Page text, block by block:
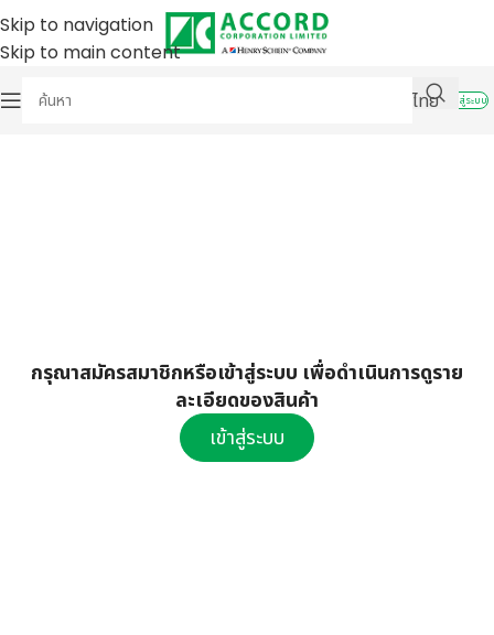
Skip to navigation
Skip to main content
ไทย
เข้าสู่ระบบ
กรุณาสมัครสมาชิกหรือเข้าสู่ระบบ เพื่อดำเนินการดูราย
ละเอียดของสินค้า
เข้าสู่ระบบ